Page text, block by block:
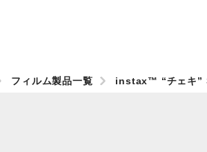
フィルム製品一覧 instax™ “チェキ”